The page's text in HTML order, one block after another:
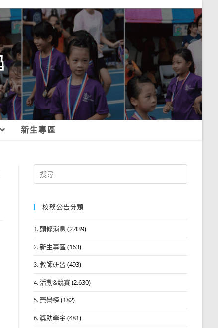
新生專區
Search
for:
校務公告分類
1. 頭條消息 (2,439)
2. 新生專區 (163)
3. 教師研習 (493)
4. 活動&競賽(2,630)
5. 榮譽榜(182)
6. 獎助學金(481)